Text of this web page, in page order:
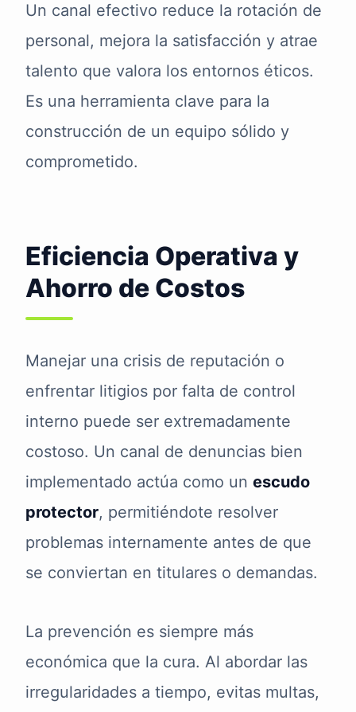
Un canal efectivo reduce la rotación de
personal, mejora la satisfacción y atrae
talento que valora los entornos éticos.
Es una herramienta clave para la
construcción de un equipo sólido y
comprometido.
Eficiencia Operativa y
Ahorro de Costos
Manejar una crisis de reputación o
enfrentar litigios por falta de control
interno puede ser extremadamente
costoso. Un canal de denuncias bien
implementado actúa como un escudo
protector, permitiéndote resolver
problemas internamente antes de que
se conviertan en titulares o demandas.
La prevención es siempre más
económica que la cura. Al abordar las
irregularidades a tiempo, evitas multas,